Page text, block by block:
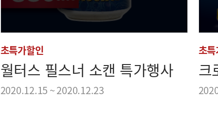
초특가할인
월터스 필스너 소캔 특가행사
2020.12.15 ~ 2020.12.23
초특
크